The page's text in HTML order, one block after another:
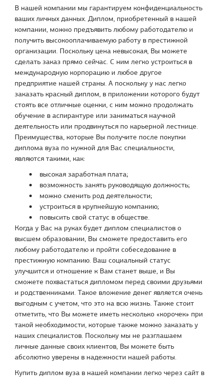
В нашей компании мы гарантируем конфиденциальность
ваших личных данных. Диплом, приобретенный в нашей
компании, можно предъявить любому работодателю и
получить высокооплачиваемую работу в престижной
организации. Поскольку цена невысокая, Вы можете
сделать заказ прямо сейчас. С ним легко устроиться в
международную корпорацию и любое другое
предприятие нашей страны. А поскольку у нас легко
заказать красный диплом, в приложении которого будут
стоять все отличные оценки, с ним можно продолжать
обучение в аспирантуре или заниматься научной
деятельность или продвинуться по карьерной лестнице.
Преимущества, которые Вы получите после покупки
диплома вуза по нужной для Вас специальности,
являются такими, как:
высокая заработная плата;
возможность занять руководящую должность;
можно сменить род деятельности;
устроиться в крупнейшую компанию;
повысить свой статус в обществе.
Когда у Вас на руках будет диплом специалистов о
высшем образовании, Вы сможете предоставить его
любому работодателю и пройти собеседование в
престижную компанию. Ваш социальный статус
улучшится и отношение к Вам станет выше, и Вы
сможете похвастаться дипломом перед своими друзьями
и родственниками. Такое вложение денег является очень
выгодным с учетом, что это на всю жизнь. Также стоит
отметить, что Вы можете иметь несколько «корочек» при
такой необходимости, которые также можно заказать у
наших специалистов. Поскольку мы не разглашаем
личные данные своих клиентов, Вы можете быть
абсолютно уверены в надежности нашей работы.
Купить диплом вуза в нашей компании легко через сайт в